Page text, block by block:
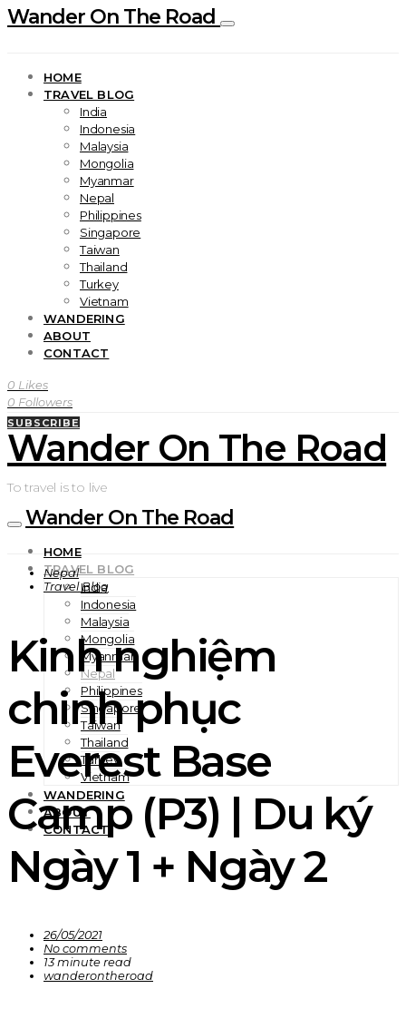
Wander On The Road
HOME
TRAVEL BLOG
India
Indonesia
Malaysia
Mongolia
Myanmar
Nepal
Philippines
Singapore
Taiwan
Thailand
Turkey
Vietnam
WANDERING
ABOUT
CONTACT
0 Likes
0 Followers
SUBSCRIBE
Wander On The Road
To travel is to live
Wander On The Road
HOME
TRAVEL BLOG
India
Indonesia
Malaysia
Mongolia
Myanmar
Nepal
Philippines
Singapore
Taiwan
Thailand
Turkey
Vietnam
WANDERING
ABOUT
CONTACT
Nepal
Travel Blog
Kinh nghiệm
chinh phục
Everest Base
Camp (P3) | Du ký
Ngày 1 + Ngày 2
26/05/2021
No comments
13 minute read
wanderontheroad